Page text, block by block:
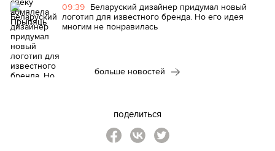
09:39 Беларуский дизайнер придумал новый
логотип для известного бренда. Но его идея
многим не понравилась
больше новостей
поделиться